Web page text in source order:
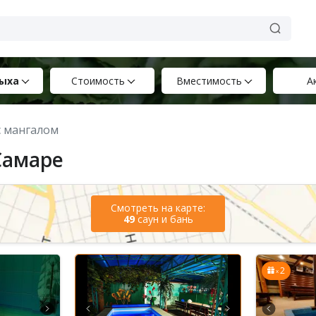
Стоимость Вместимость
мангалом
Смотреть на карте:
49саун и бань
x 2